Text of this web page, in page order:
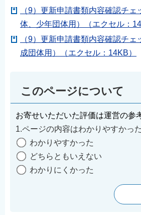
（9）更新申請書類内容確認チェ
体、少年団体用）（エクセル：
（9）更新申請書類内容確認チ
成団体用）（エクセル：14KB）
このページについて
お寄せいただいた評価は運営の参
1.ページの内容はわかりやすかっ
わかりやすかった
どちらともいえない
わかりにくかった